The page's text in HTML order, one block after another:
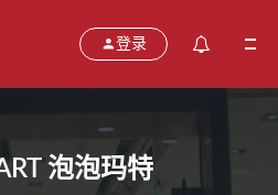
登录
泡泡玛特